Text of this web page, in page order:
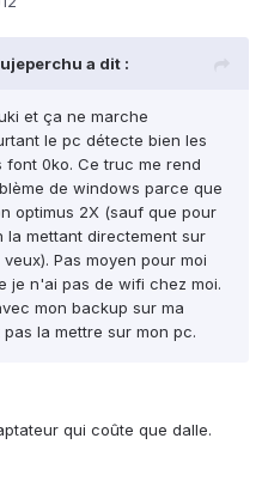
a dit :
et ça ne marche
le pc détecte bien les
0ko. Ce truc me rend
de windows parce que
optimus 2X (sauf que pour
la mettant directement sur
Pas moyen pour moi
je n'ai pas de wifi chez moi.
mon backup sur ma
la mettre sur mon pc.
qui coûte que dalle.